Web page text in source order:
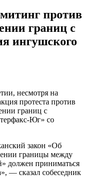
против
границ с
ингушского
несмотря на
протеста против
границ с
Юг» со
закон «Об
границы между
должен приниматься
— сказал собеседник